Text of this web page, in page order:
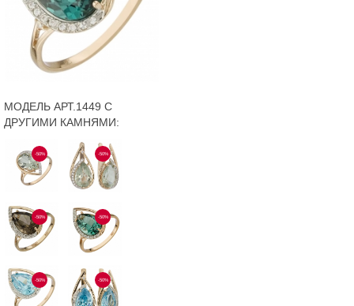
МОДЕЛЬ АРТ.1449 С
ДРУГИМИ КАМНЯМИ:
-50% -50%
-50% -50%
-50% -50%